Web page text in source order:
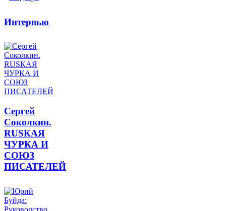
Интервью
Сергей
Соколкин.
RUSКАЯ
ЧУРКА И
СОЮЗ
ПИСАТЕЛЕЙ